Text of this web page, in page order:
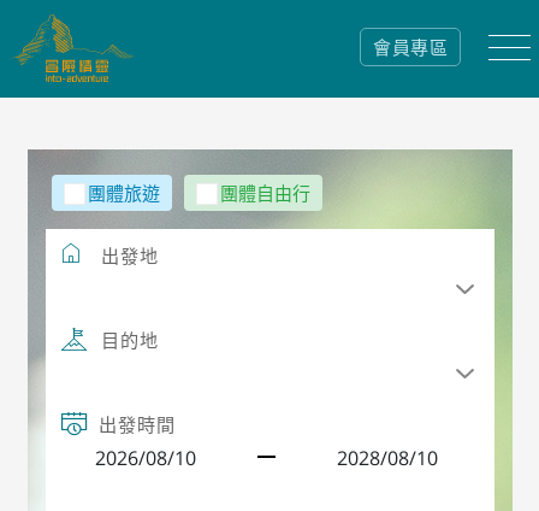
會員專區
團體旅遊 團體自由行
出發地
目的地
出發時間